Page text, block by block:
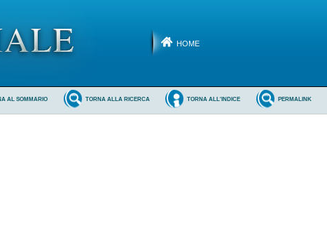
HOME
PERMALINK
TORNA ALL'INDICE
TORNA ALLA RICERCA
AL SOMMARIO